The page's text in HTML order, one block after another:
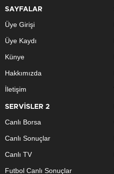
SAYFALAR
Üye Girişi
Üye Kaydı
Künye
Hakkımızda
İletişim
SERVİSLER 2
Canlı Borsa
Canlı Sonuçlar
Canlı TV
Futbol Canlı Sonuçlar